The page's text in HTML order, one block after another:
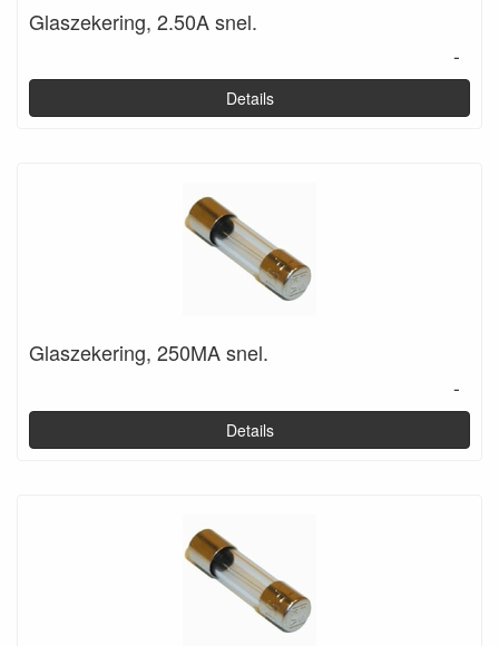
Glaszekering, 2.50A snel.
-
Details
Glaszekering, 250MA snel.
-
Details